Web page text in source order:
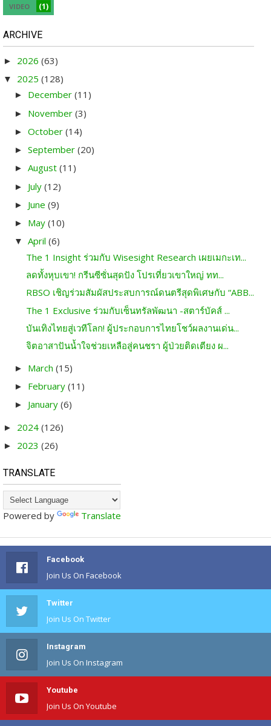
VIDEO (1)
ARCHIVE
► 2026 (63)
▼ 2025 (128)
► December (11)
► November (3)
► October (14)
► September (20)
► August (11)
► July (12)
► June (9)
► May (10)
▼ April (6)
The 1 Insight ร่วมกับ Wisesight Research เผยเมกะเท...
ลดทั้งหุบเขา! กรีนซีซั่นสุดปัง โปรเที่ยวเขาใหญ่ ทท...
RBSO เชิญร่วมสัมผัสประสบการณ์ดนตรีสุดพิเศษกับ “ABB...
The 1 Exclusive ร่วมกับเซ็นทรัลพัฒนา -​สตาร์บัคส์ ...
บันเทิงไทยสู่เวทีโลก! ผู้ประกอบการไทยโชว์ผลงานเด่น...
จิตอาสาปันน้ำใจช่วยเหลือสู่คนชรา ผู้ป่วยติดเตียง ผ...
► March (15)
► February (11)
► January (6)
► 2024 (126)
► 2023 (26)
TRANSLATE
Powered by Translate
Facebook
Join Us On Facebook
Twitter
Join Us On Twitter
Instagram
Join Us On Instagram
Youtube
Join Us On Youtube